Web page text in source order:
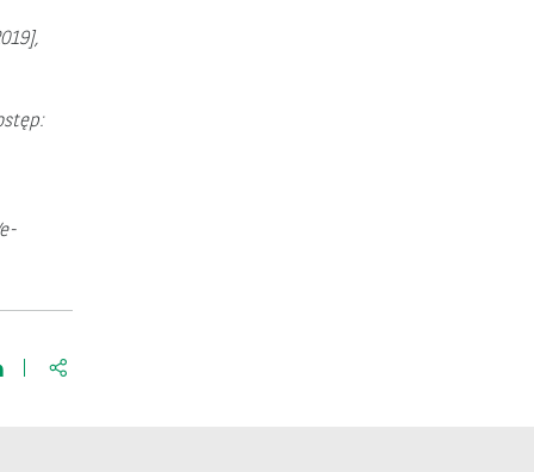
https://www.bnpparibas.pl/blog/ostatni-twoj-weekend-